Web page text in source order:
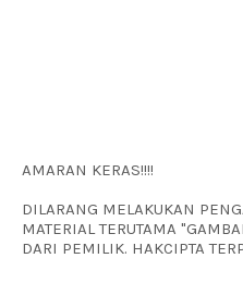
AMARAN KERAS!!!!
DILARANG MELAKUKAN
MATERIAL TERUTAMA
DARI PEMILIK. HAKCIPTA